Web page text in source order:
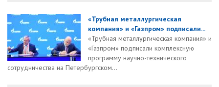
«Трубная металлургическая
компания» и «Газпром» подписали...
«Трубная металлургическая компания» и
«Газпром» подписали комплексную
программу научно-технического
сотрудничества на Петербургском...